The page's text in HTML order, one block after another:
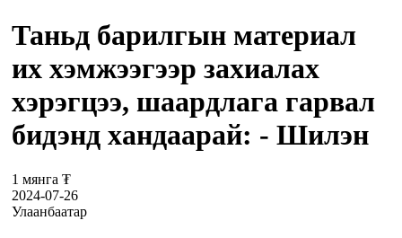
Таньд барилгын материал
их хэмжээгээр захиалах
хэрэгцээ, шаардлага гарвал
бидэнд хандаарай: - Шилэн
1 мянга ₮
2024-07-26
Улаанбаатар